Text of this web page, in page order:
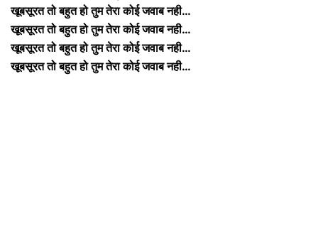
खूबसूरत तो बहुत हो तुम तेरा कोई जवाब नही…
खूबसूरत तो बहुत हो तुम तेरा कोई जवाब नही…
खूबसूरत तो बहुत हो तुम तेरा कोई जवाब नही…
खूबसूरत तो बहुत हो तुम तेरा कोई जवाब नही…